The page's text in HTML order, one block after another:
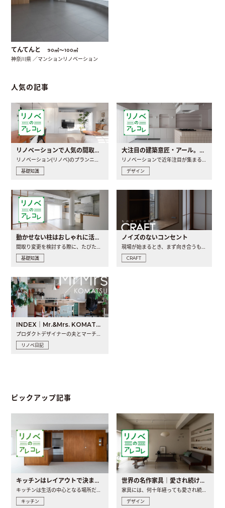
てんてんと 90㎡〜100㎡
神奈川県 ／マンションリノベーション
人気の記事
リノベーションで人気の間取りとは？トレンドの間取りと実例を徹底解説
基礎知識
大注目の建築意匠・アール。人気の理由と空間に取り入れるポイント
デザイン
動かせない柱はおしゃれに活用！柱を魅せるリノベーション(リノベ)4選
基礎知識
ノイズのないコンセント
CRAFT
INDEX｜Mr.&Mrs. KOMATSU renovation diary
リノベ日記
ピックアップ記事
キッチンはレイアウトで決まる。後悔しないための考え方と選び方
キッチンは生活の中心となる場所だからこそ、家の中のどこに置..
キッチン
世界の名作家具｜愛され続ける理由と一生モノとの出会い方
家具には、何十年経っても愛され続ける「名作」と呼ばれるもの..
デザイン